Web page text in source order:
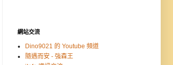
網站交流
Dino9021 的 Youtube 頻道
隨遇而安 - 強森王